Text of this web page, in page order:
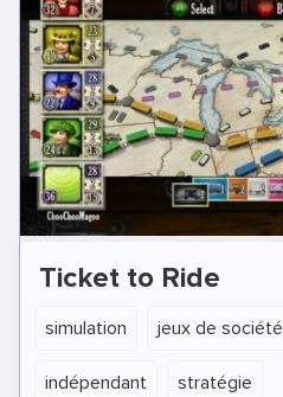
Ticket to Ride
simulation jeux de société
indépendant stratégie